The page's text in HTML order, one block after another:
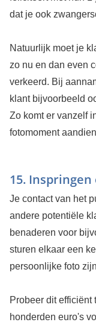
dat je ook
Natuurlijk moet je
zo nu en dan even
verkeerd. Bij
klant bijvoorbeeld
Zo komt er vanzelf
fotomoment
15.
Je contact van het
andere potentiële
benaderen voor
sturen elkaar een
persoonlijke foto
Probeer dit efficiënt
honderden euro's